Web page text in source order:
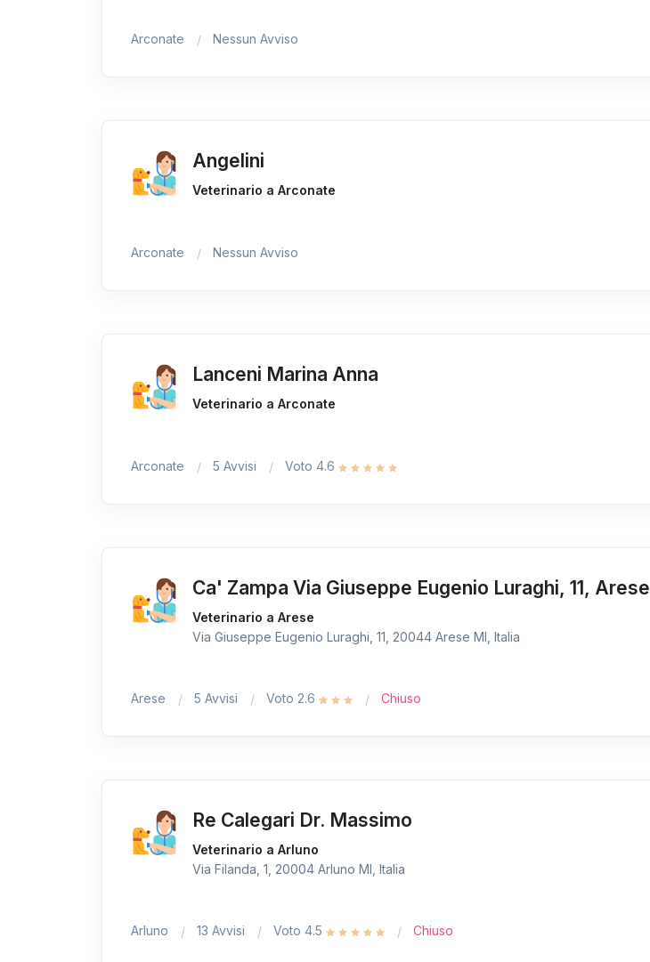
Arconate Nessun Avviso
Angelini
Veterinario a Arconate
Arconate Nessun Avviso
Lanceni Marina Anna
Veterinario a Arconate
Arconate 5 Avvisi Voto 4.6
Ca' Zampa Via Giuseppe Eugenio Luraghi, 11, Arese
Veterinario a Arese
Via Giuseppe Eugenio Luraghi, 11, 20044 Arese MI, Italia
Arese 5 Avvisi Voto 2.6 Chiuso
Re Calegari Dr. Massimo
Veterinario a Arluno
Via Filanda, 1, 20004 Arluno MI, Italia
Arluno 13 Avvisi Voto 4.5 Chiuso